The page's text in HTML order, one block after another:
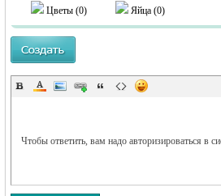
Цветы (0) Яйца (0)
Чтобы ответить, вам надо авторизироваться в